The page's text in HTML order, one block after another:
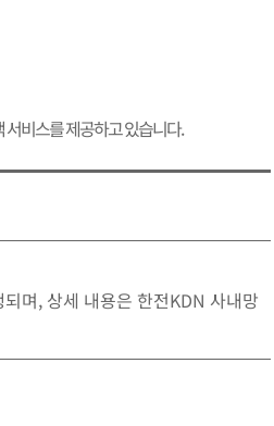
비스를 제공하고 있습니다.
며, 상세 내용은 한전KDN 사내망